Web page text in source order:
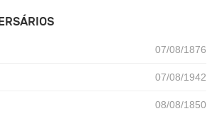
07/08/1876
07/08/1942
08/08/1850